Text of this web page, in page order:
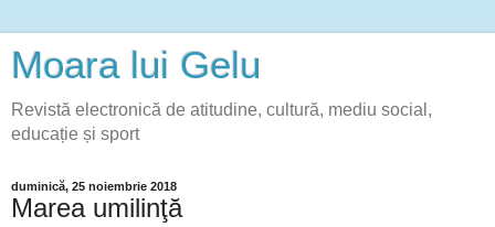
Moara lui Gelu
Revistă electronică de atitudine, cultură, mediu social,
educație și sport
duminică, 25 noiembrie 2018
Marea umilinţă